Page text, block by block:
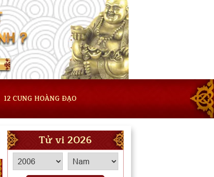
12 CUNG HOÀNG ĐẠO
Tử vi 2026